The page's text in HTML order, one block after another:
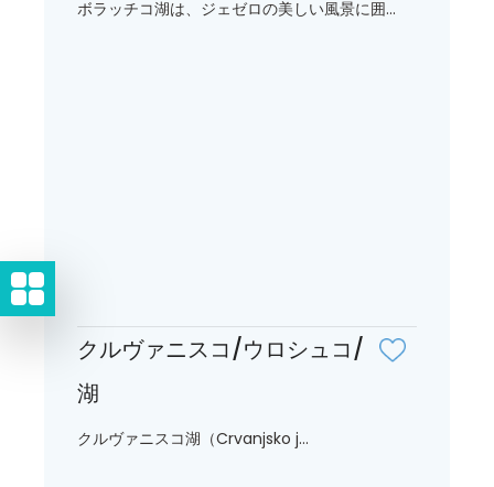
ボラッチコ湖は、ジェゼロの美しい風景に囲...
クルヴァニスコ/ウロシュコ/
湖
クルヴァニスコ湖（Crvanjsko j...